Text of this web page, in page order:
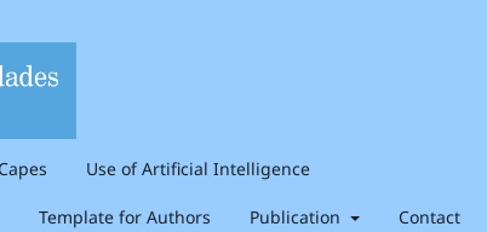
Use of Artificial Intelligence
Template for Authors Publication Contact